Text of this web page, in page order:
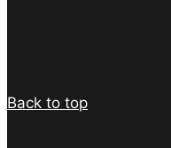
Back to top